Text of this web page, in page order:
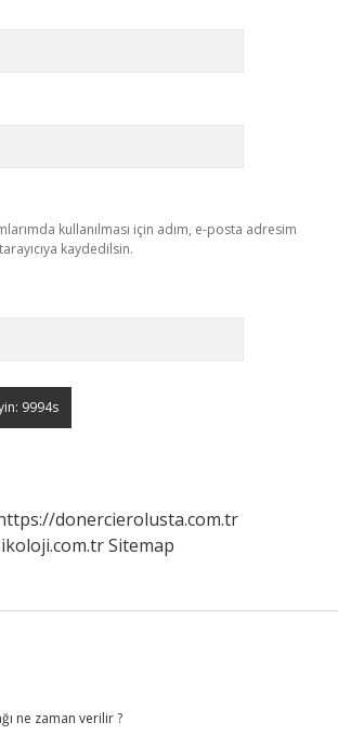
kullanılması için adım, e-posta adresim
kaydedilsin.
donercierolusta.com.tr
Sitemap
ne zaman verilir ?